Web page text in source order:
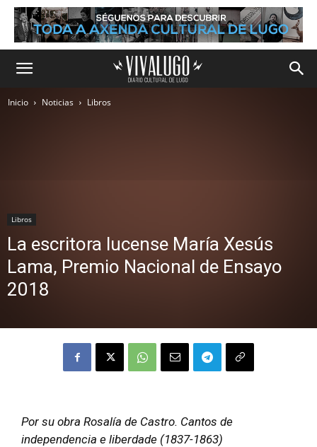
Inicio Noticias Libros
Libros
La escritora lucense María Xesús
Lama, Premio Nacional de Ensayo
2018
Por su obra Rosalía de Castro. Cantos de
independencia e liberdade (1837-1863)